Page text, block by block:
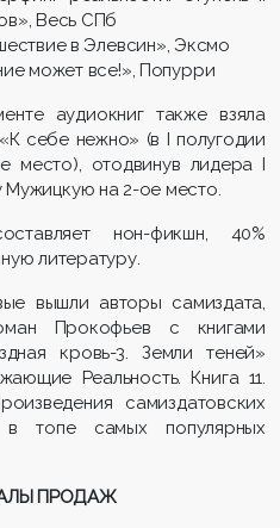
Весь СПб
в Элевсин», Эксмо
может все!», Попурри
аудиокниг также взяла
себе нежно» (в I полугодии
место), отодвинув лидера I
Мужицкую на 2-ое место.
нон-фикшн, 40%
литературу.
вышли авторы самиздата,
Прокофьев с книгами
кровь-3. Земли теней»
Реальность. Книга 11.
самиздатовских
в топе самых популярных
ПРОДАЖ